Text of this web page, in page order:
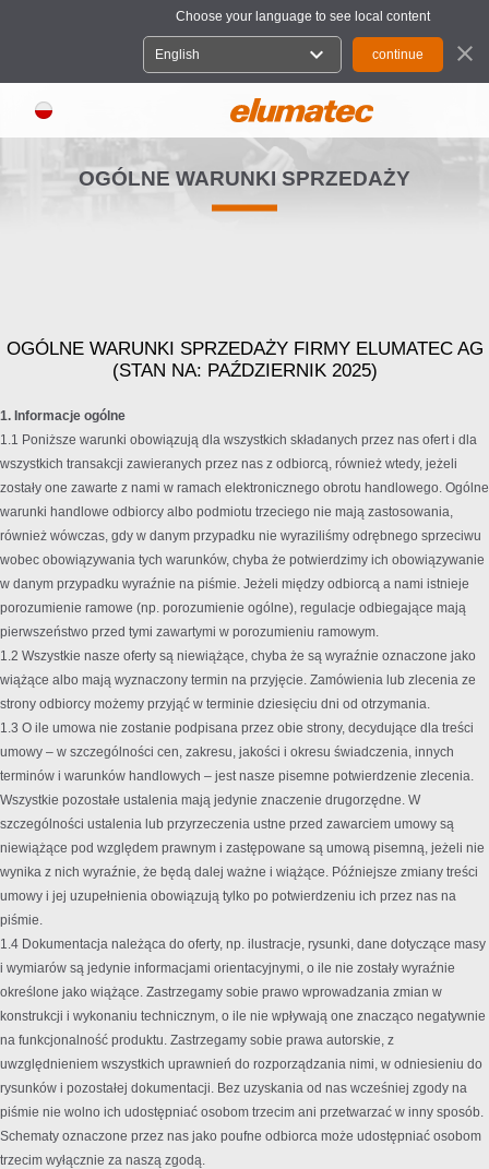
Choose your language to see local content
English expand_more close
OGÓLNE WARUNKI SPRZEDAŻY
OGÓLNE WARUNKI SPRZEDAŻY FIRMY ELUMATEC AG
(STAN NA: PAŹDZIERNIK 2025)
1. Informacje ogólne
1.1 Poniższe warunki obowiązują dla wszystkich składanych przez nas ofert i dla
wszystkich transakcji zawieranych przez nas z odbiorcą, również wtedy, jeżeli
zostały one zawarte z nami w ramach elektronicznego obrotu handlowego. Ogólne
warunki handlowe odbiorcy albo podmiotu trzeciego nie mają zastosowania,
również wówczas, gdy w danym przypadku nie wyraziliśmy odrębnego sprzeciwu
wobec obowiązywania tych warunków, chyba że potwierdzimy ich obowiązywanie
w danym przypadku wyraźnie na piśmie. Jeżeli między odbiorcą a nami istnieje
porozumienie ramowe (np. porozumienie ogólne), regulacje odbiegające mają
pierwszeństwo przed tymi zawartymi w porozumieniu ramowym.
1.2 Wszystkie nasze oferty są niewiążące, chyba że są wyraźnie oznaczone jako
wiążące albo mają wyznaczony termin na przyjęcie. Zamówienia lub zlecenia ze
strony odbiorcy możemy przyjąć w terminie dziesięciu dni od otrzymania.
1.3 O ile umowa nie zostanie podpisana przez obie strony, decydujące dla treści
umowy – w szczególności cen, zakresu, jakości i okresu świadczenia, innych
terminów i warunków handlowych – jest nasze pisemne potwierdzenie zlecenia.
Wszystkie pozostałe ustalenia mają jedynie znaczenie drugorzędne. W
szczególności ustalenia lub przyrzeczenia ustne przed zawarciem umowy są
niewiążące pod względem prawnym i zastępowane są umową pisemną, jeżeli nie
wynika z nich wyraźnie, że będą dalej ważne i wiążące. Późniejsze zmiany treści
umowy i jej uzupełnienia obowiązują tylko po potwierdzeniu ich przez nas na
piśmie.
1.4 Dokumentacja należąca do oferty, np. ilustracje, rysunki, dane dotyczące masy
i wymiarów są jedynie informacjami orientacyjnymi, o ile nie zostały wyraźnie
określone jako wiążące. Zastrzegamy sobie prawo wprowadzania zmian w
konstrukcji i wykonaniu technicznym, o ile nie wpływają one znacząco negatywnie
na funkcjonalność produktu. Zastrzegamy sobie prawa autorskie, z
uwzględnieniem wszystkich uprawnień do rozporządzania nimi, w odniesieniu do
rysunków i pozostałej dokumentacji. Bez uzyskania od nas wcześniej zgody na
piśmie nie wolno ich udostępniać osobom trzecim ani przetwarzać w inny sposób.
Schematy oznaczone przez nas jako poufne odbiorca może udostępniać osobom
trzecim wyłącznie za naszą zgodą.